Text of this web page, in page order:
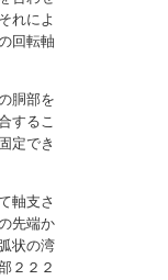
れによ
回転軸
胴部を
するこ
定でき
軸支さ
先端か
状の湾
２２２